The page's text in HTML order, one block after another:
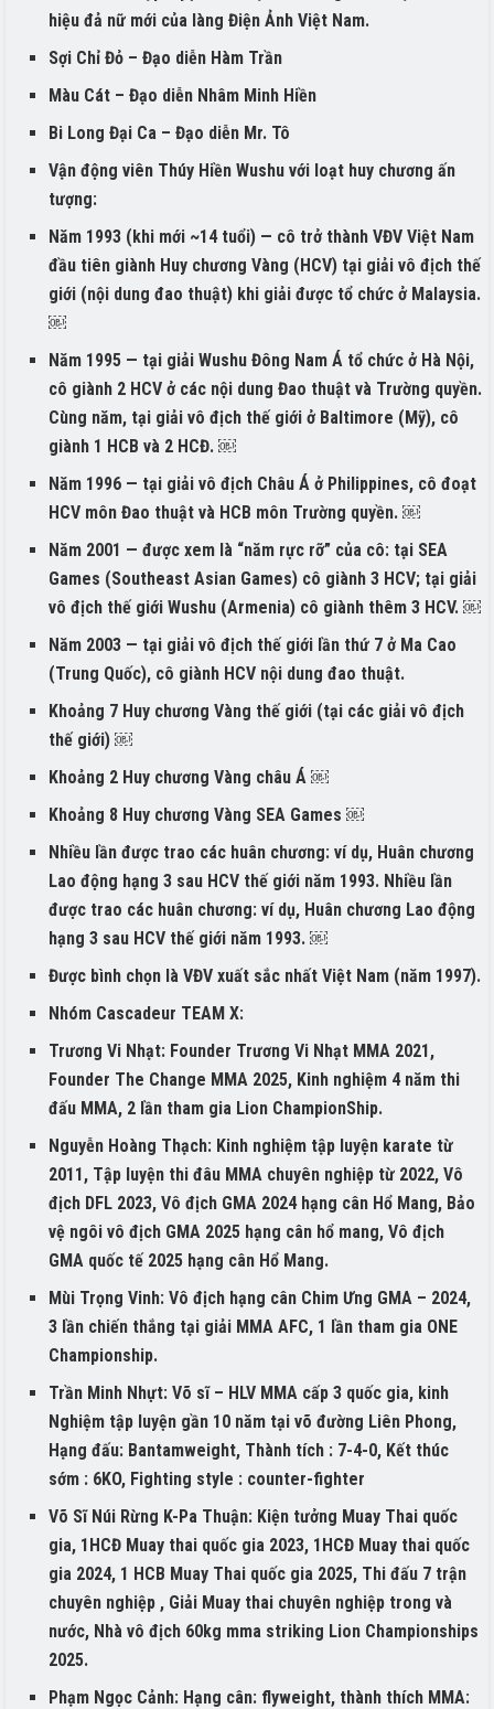
hiệu đả nữ mới của làng Điện Ảnh Việt Nam.
Sợi Chỉ Đỏ – Đạo diễn Hàm Trần
Màu Cát – Đạo diễn Nhâm Minh Hiền
Bi Long Đại Ca – Đạo diễn Mr. Tô
Vận động viên Thúy Hiền Wushu với loạt huy chương ấn
tượng:
Năm 1993 (khi mới ~14 tuổi) — cô trở thành VĐV Việt Nam
đầu tiên giành Huy chương Vàng (HCV) tại giải vô địch thế
giới (nội dung đao thuật) khi giải được tổ chức ở Malaysia.
￼
Năm 1995 — tại giải Wushu Đông Nam Á tổ chức ở Hà Nội,
cô giành 2 HCV ở các nội dung Đao thuật và Trường quyền.
Cùng năm, tại giải vô địch thế giới ở Baltimore (Mỹ), cô
giành 1 HCB và 2 HCĐ. ￼
Năm 1996 — tại giải vô địch Châu Á ở Philippines, cô đoạt
HCV môn Đao thuật và HCB môn Trường quyền. ￼
Năm 2001 — được xem là “năm rực rỡ” của cô: tại SEA
Games (Southeast Asian Games) cô giành 3 HCV; tại giải
vô địch thế giới Wushu (Armenia) cô giành thêm 3 HCV. ￼
Năm 2003 — tại giải vô địch thế giới lần thứ 7 ở Ma Cao
(Trung Quốc), cô giành HCV nội dung đao thuật.
Khoảng 7 Huy chương Vàng thế giới (tại các giải vô địch
thế giới) ￼
Khoảng 2 Huy chương Vàng châu Á ￼
Khoảng 8 Huy chương Vàng SEA Games ￼
Nhiều lần được trao các huân chương: ví dụ, Huân chương
Lao động hạng 3 sau HCV thế giới năm 1993. Nhiều lần
được trao các huân chương: ví dụ, Huân chương Lao động
hạng 3 sau HCV thế giới năm 1993. ￼
Được bình chọn là VĐV xuất sắc nhất Việt Nam (năm 1997).
Nhóm Cascadeur TEAM X:
Trương Vi Nhạt: Founder Trương Vi Nhạt MMA 2021,
Founder The Change MMA 2025, Kinh nghiệm 4 năm thi
đấu MMA, 2 lần tham gia Lion ChampionShip.
Nguyễn Hoàng Thạch: Kinh nghiệm tập luyện karate từ
2011, Tập luyện thi đâu MMA chuyên nghiệp từ 2022, Vô
địch DFL 2023, Vô địch GMA 2024 hạng cân Hổ Mang, Bảo
vệ ngôi vô địch GMA 2025 hạng cân hổ mang, Vô địch
GMA quốc tế 2025 hạng cân Hổ Mang.
Mùi Trọng Vinh: Vô địch hạng cân Chim Ưng GMA – 2024,
3 lần chiến thắng tại giải MMA AFC, 1 lần tham gia ONE
Championship.
Trần Minh Nhựt: Võ sĩ – HLV MMA cấp 3 quốc gia, kinh
Nghiệm tập luyện gần 10 năm tại võ đường Liên Phong,
Hạng đấu: Bantamweight, Thành tích : 7-4-0, Kết thúc
sớm : 6KO, Fighting style : counter-fighter
Võ Sĩ Núi Rừng K-Pa Thuận: Kiện tưởng Muay Thai quốc
gia, 1HCĐ Muay thai quốc gia 2023, 1HCĐ Muay thai quốc
gia 2024, 1 HCB Muay Thai quốc gia 2025, Thi đấu 7 trận
chuyên nghiệp , Giải Muay thai chuyên nghiệp trong và
nước, Nhà vô địch 60kg mma striking Lion Championships
2025.
Phạm Ngọc Cảnh: Hạng cân: flyweight, thành thích MMA: